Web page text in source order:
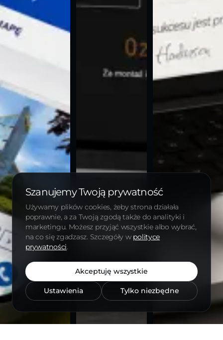
Szanujemy Twoją prywatność
Używamy plików cookies, żeby strona działała
poprawnie, a za Twoją zgodą także do analityki i
marketingu. Możesz przyjąć wszystkie albo wybrać,
na co się zgadzasz. Szczegóły w polityce
prywatności.
Ustawienia Tylko niezbędne
Akceptuję wszystkie